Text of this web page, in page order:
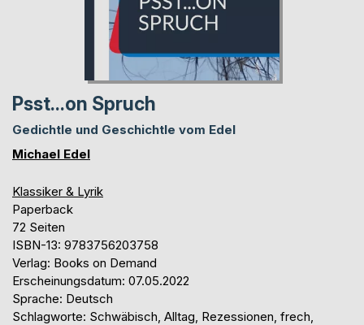
Psst...on Spruch
Gedichtle und Geschichtle vom Edel
Michael Edel
Klassiker & Lyrik
Paperback
72 Seiten
ISBN-13: 9783756203758
Verlag: Books on Demand
Erscheinungsdatum: 07.05.2022
Sprache: Deutsch
Schlagworte: Schwäbisch, Alltag, Rezessionen, frech,